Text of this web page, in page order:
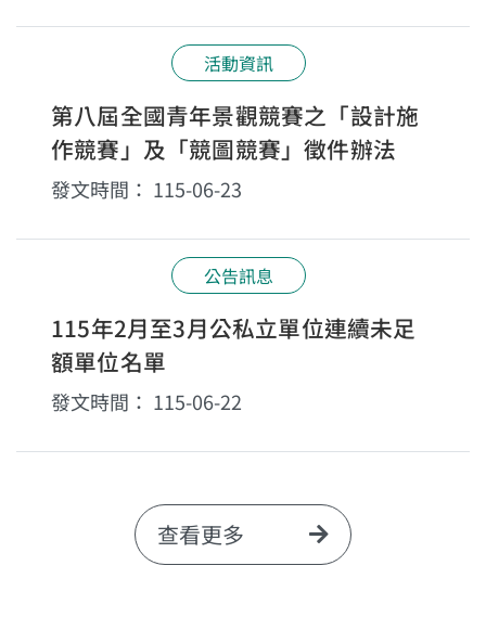
活動資訊
第八屆全國青年景觀競賽之「設計施
作競賽」及「競圖競賽」徵件辦法
發文時間： 115-06-23
公告訊息
115年2月至3月公私立單位連續未足
額單位名單
發文時間： 115-06-22
查看更多